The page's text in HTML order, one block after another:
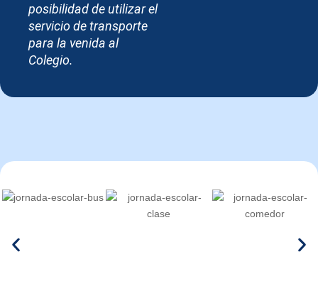
posibilidad de utilizar el
servicio de transporte
para la venida al
Colegio.